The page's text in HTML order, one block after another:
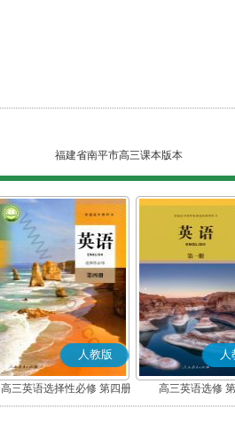
福建省南平市高三课本版本
人教版
高三英语选择性必修 第四册
人
高三英语选修